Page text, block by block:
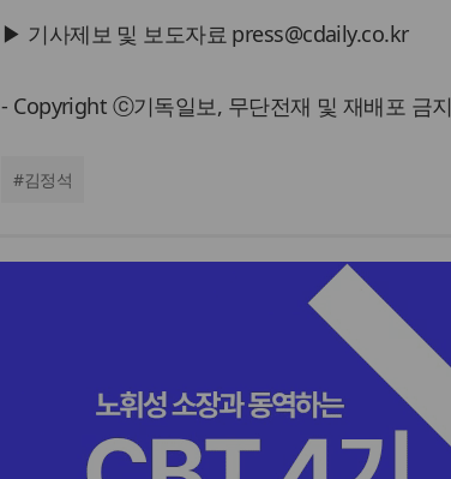
▶ 기사제보 및 보도자료 press@cdaily.co.kr
- Copyright ⓒ기독일보, 무단전재 및 재배포 금지
#김정석